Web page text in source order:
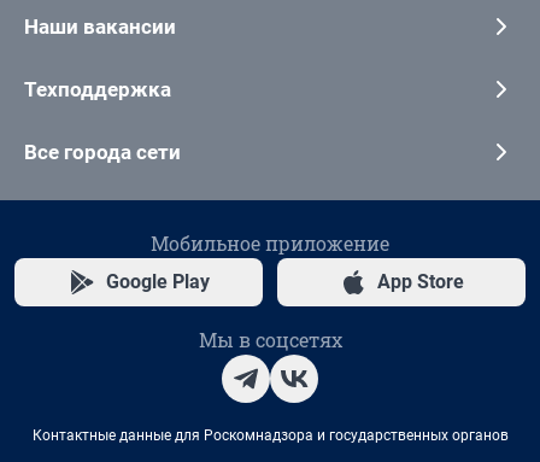
Наши вакансии
Техподдержка
Все города сети
Мобильное приложение
Google Play App Store
Мы в соцсетях
Контактные данные для Роскомнадзора и государственных органов